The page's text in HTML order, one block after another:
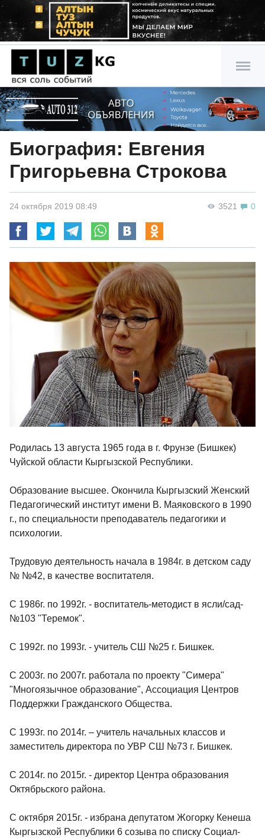
Биография: Евгения
Григорьевна Строкова
3521 0
24 октября 2019 08:49
Родилась 13 августа 1965 года в г. Фрунзе (Бишкек)
Чуйской области Кыргызской Республики.
Образование высшее. Окончила Кыргызский Женский
Педагогический институт имени В. Маяковского в 1990
г., по специальности преподаватель педагогики и
психологии.
Трудовую деятельность начала в 1984г. в детском саду
№ №42, в качестве воспитателя.
С 1986г. по 1992г. - воспитатель-методист в ясли/сад-
№103 "Теремок".
С 1992г. по 1993г. - учитель СШ №25 г. Бишкек.
С 2003г. по 2007г. работала по проекту "Симера"
"Многоязычное образование", Ассоциация Центров
Поддержки Гражданского Общества.
С 1993г. по 2014г. – учитель начальных классов и
заместитель директора по УВР СШ №73 г. Бишкек.
С 2014г. по 2015г. - директор Центра образования
Октябрьского района.
С октября 2015г. - избрана депутатом Жогорку Кенеша
Кыргызской Республики 6 созыва по списку Социал-